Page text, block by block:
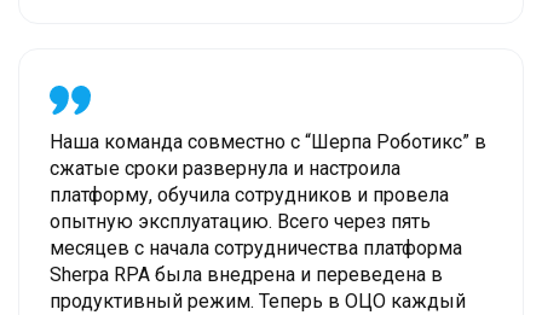
невозобновляемый ресурс – время
Наша команда совместно с “Шерпа Роботикс” в
сжатые сроки развернула и настроила
платформу, обучила сотрудников и провела
опытную эксплуатацию. Всего через пять
месяцев с начала сотрудничества платформа
Sherpa RPA была внедрена и переведена в
продуктивный режим. Теперь в ОЦО каждый